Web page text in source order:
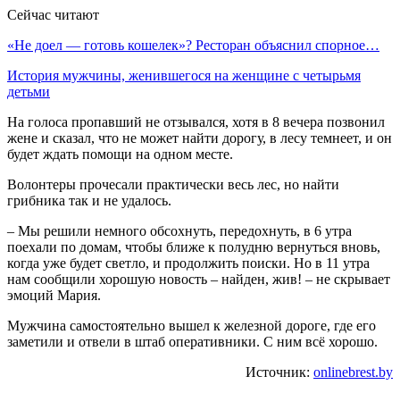
Сейчас читают
«Не доел — готовь кошелек»? Ресторан объяснил спорное…
История мужчины, женившегося на женщине с четырьмя
детьми
На голоса пропавший не отзывался, хотя в 8 вечера позвонил
жене и сказал, что не может найти дорогу, в лесу темнеет, и он
будет ждать помощи на одном месте.
Волонтеры прочесали практически весь лес, но найти
грибника так и не удалось.
– Мы решили немного обсохнуть, передохнуть, в 6 утра
поехали по домам, чтобы ближе к полудню вернуться вновь,
когда уже будет светло, и продолжить поиски. Но в 11 утра
нам сообщили хорошую новость – найден, жив! – не скрывает
эмоций Мария.
Мужчина самостоятельно вышел к железной дороге, где его
заметили и отвели в штаб оперативники. С ним всё хорошо.
Источник: onlinebrest.by